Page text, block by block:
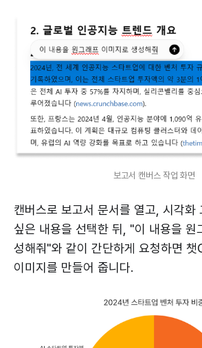
보고서 캔버스 작업 화면
캔버스로 보고서 문서를 열고, 시각화
싶은 내용을 선택한 뒤, "이 내용을 원
성해줘"와 같이 간단하게 요청하면 챗
이미지를 만들어 줍니다.